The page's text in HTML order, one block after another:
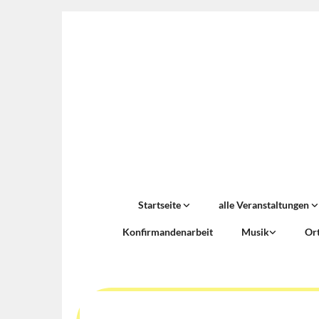
Startseite alle Veranstaltungen
Konfirmandenarbeit Musik